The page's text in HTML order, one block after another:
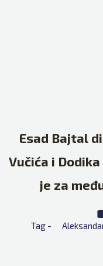
Esad Bajtal
Vučića i
je za
Tag -